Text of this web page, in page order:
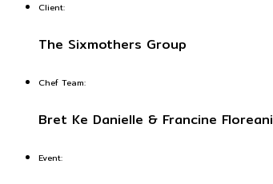
Client:
The Sixmothers Group
Chef Team:
Bret Ke Danielle & Francine Floreani
Event: